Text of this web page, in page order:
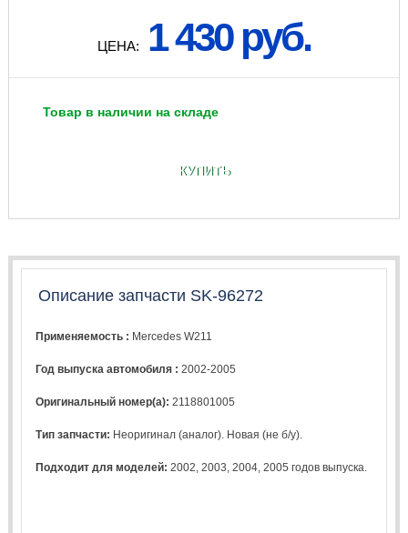
ЦЕНА: 1 430 руб.
Товар в наличии на складе
КУПИТЬ
Описание запчасти SK-96272
Применяемость : Mercedes W211
Год выпуска автомобиля :2002-2005
Оригинальный номер(а):2118801005
Тип запчасти: Неоригинал (аналог). Новая (не б/у).
Подходит для моделей: 2002 ,2003 ,2004 ,2005 годов выпуска.